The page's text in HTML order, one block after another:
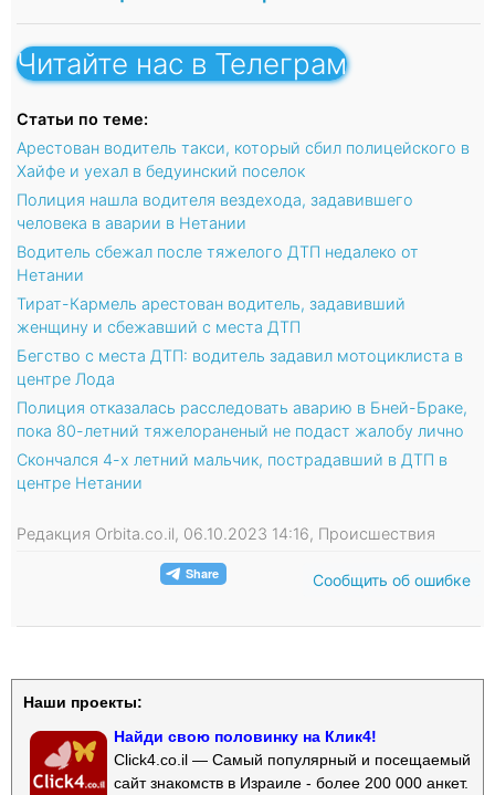
Читайте нас в Телеграм
Статьи по теме:
Арестован водитель такси, который сбил полицейского в
Хайфе и уехал в бедуинский поселок
Полиция нашла водителя вездехода, задавившего
человека в аварии в Нетании
Водитель сбежал после тяжелого ДТП недалеко от
Нетании
Тират-Кармель арестован водитель, задавивший
женщину и сбежавший с места ДТП
Бегство с места ДТП: водитель задавил мотоциклиста в
центре Лода
Полиция отказалась расследовать аварию в Бней-Браке,
пока 80-летний тяжелораненый не подаст жалобу лично
Скончался 4-х летний мальчик, пострадавший в ДТП в
центре Нетании
Редакция Orbita.co.il, 06.10.2023 14:16, Происшествия
Сообщить об ошибке
Наши проекты:
Найди свою половинку на Клик4!
Click4.co.il — Самый популярный и посещаемый
сайт знакомств в Израиле - более 200 000 анкет.